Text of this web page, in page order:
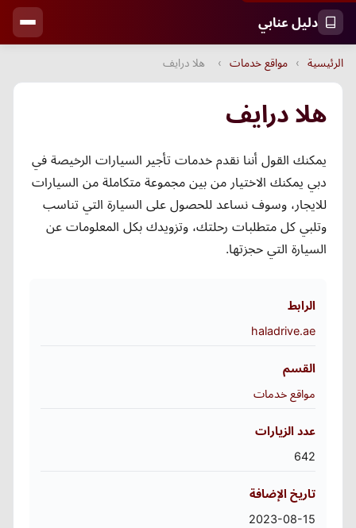
دليل عنابي
الرئيسية › مواقع خدمات › هلا درايف
هلا درايف
يمكنك القول أننا نقدم خدمات تأجير السيارات الرخيصة في
دبي يمكنك الاختيار من بين مجموعة متكاملة من السيارات
للايجار، وسوف نساعد للحصول على السيارة التي تناسب
وتلبي كل متطلبات رحلتك، وتزويدك بكل المعلومات عن
السيارة التي حجزتها.
الرابط
haladrive.ae
القسم
مواقع خدمات
عدد الزيارات
642
تاريخ الإضافة
2023-08-15